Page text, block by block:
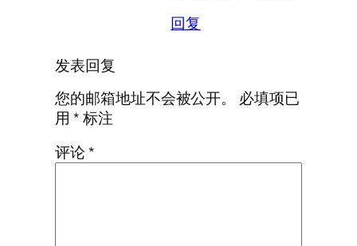
回复
发表回复
您的邮箱地址不会被公开。
必填项已
用*标注
评论*